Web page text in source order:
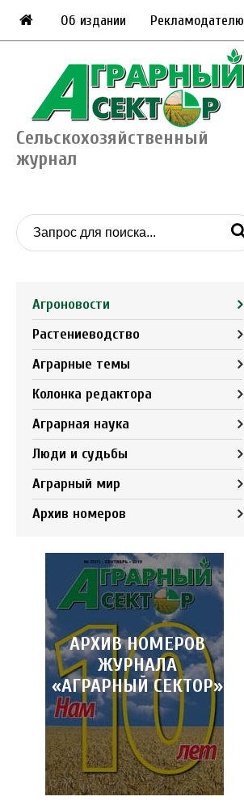
Об издании Рекламодателю
Сельскохозяйственный
журнал
Агроновости
Растениеводство
Аграрные темы
Колонка редактора
Аграрная наука
Люди и судьбы
Аграрный мир
Архив номеров
АРХИВ НОМЕРОВ
ЖУРНАЛА
«АГРАРНЫЙ СЕКТОР»